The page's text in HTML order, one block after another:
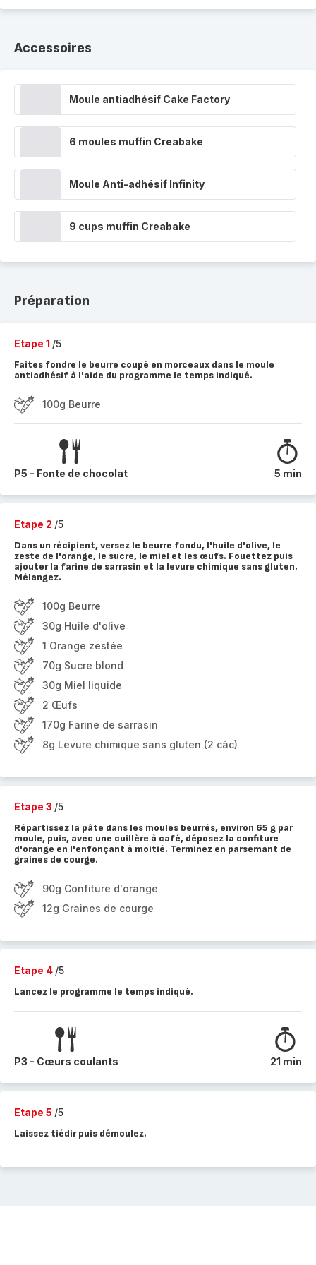
Accessoires
Moule antiadhésif Cake Factory
6 moules muffin Creabake
Moule Anti-adhésif Infinity
9 cups muffin Creabake
Préparation
Etape 1 /5
Faites fondre le beurre coupé en morceaux dans le moule
antiadhésif à l'aide du programme le temps indiqué.
100g Beurre
P5 - Fonte de chocolat 5 min
Etape 2 /5
Dans un récipient, versez le beurre fondu, l'huile d'olive, le
zeste de l'orange, le sucre, le miel et les œufs. Fouettez puis
ajouter la farine de sarrasin et la levure chimique sans gluten.
Mélangez.
100g Beurre
30g Huile d'olive
1 Orange zestée
70g Sucre blond
30g Miel liquide
2 Œufs
170g Farine de sarrasin
8g Levure chimique sans gluten (2 càc)
Etape 3 /5
Répartissez la pâte dans les moules beurrés, environ 65 g par
moule, puis, avec une cuillère à café, déposez la confiture
d'orange en l'enfonçant à moitié. Terminez en parsemant de
graines de courge.
90g Confiture d'orange
12g Graines de courge
Etape 4 /5
Lancez le programme le temps indiqué.
P3 - Cœurs coulants 21 min
Etape 5 /5
Laissez tiédir puis démoulez.